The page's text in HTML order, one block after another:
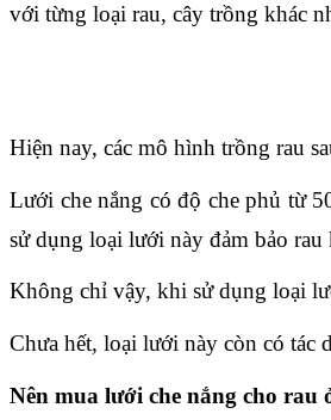
với từng loại rau, cây trồng khác
Hiện nay, các mô hình trồng rau
Lưới che nắng có độ che phủ từ
sử dụng loại lưới này đảm bảo
Không chỉ vậy, khi sử dụng loại
Chưa hết, loại lưới này còn có tác
Nên mua lưới che nắng cho rau